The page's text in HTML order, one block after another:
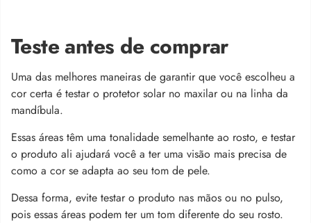
Teste antes de comprar
Uma das melhores maneiras de garantir que você escolheu a
cor certa é testar o protetor solar no maxilar ou na linha da
mandíbula.
Essas áreas têm uma tonalidade semelhante ao rosto, e testar
o produto ali ajudará você a ter uma visão mais precisa de
como a cor se adapta ao seu tom de pele.
Dessa forma, evite testar o produto nas mãos ou no pulso,
pois essas áreas podem ter um tom diferente do seu rosto.